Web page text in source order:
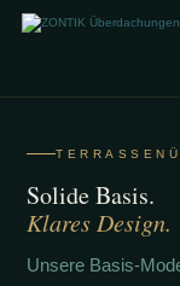
Solide Basis.
Klares Design.
Unsere Basis-